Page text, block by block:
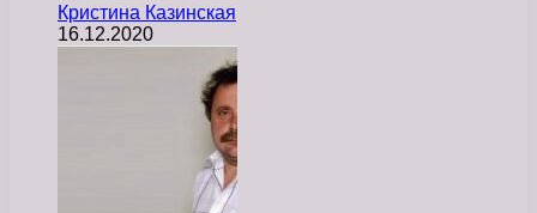
Кристина Казинская
16.12.2020